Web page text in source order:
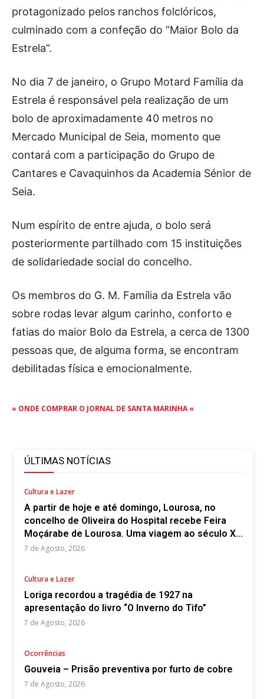
AUTÁRQUICAS 2025 em Seia
Contactos
E-mail: jornalsantamarinha@gmail.com
Facebook Instagram Youtube
Estatuto editorial Sobre o Jornal
Contactos
Ficha Técnica
protagonizado pelos ranchos folclóricos,
culminado com a confeção do “Maior Bolo da
Estrela”.
No dia 7 de janeiro, o Grupo Motard Família da
Estrela é responsável pela realização de um
bolo de aproximadamente 40 metros no
Mercado Municipal de Seia, momento que
contará com a participação do Grupo de
Cantares e Cavaquinhos da Academia Sénior de
Seia.
Num espírito de entre ajuda, o bolo será
posteriormente partilhado com 15 instituições
de solidariedade social do concelho.
Os membros do G. M. Família da Estrela vão
sobre rodas levar algum carinho, conforto e
fatias do maior Bolo da Estrela, a cerca de 1300
pessoas que, de alguma forma, se encontram
debilitadas física e emocionalmente.
» ONDE COMPRAR O JORNAL DE SANTA MARINHA «
ÚLTIMAS NOTÍCIAS
Cultura e Lazer
A partir de hoje e até domingo, Lourosa, no
concelho de Oliveira do Hospital recebe Feira
Moçárabe de Lourosa. Uma viagem ao século X...
7 de Agosto, 2026
Cultura e Lazer
Loriga recordou a tragédia de 1927 na
apresentação do livro “O Inverno do Tifo”
7 de Agosto, 2026
Ocorrências
Gouveia – Prisão preventiva por furto de cobre
7 de Agosto, 2026